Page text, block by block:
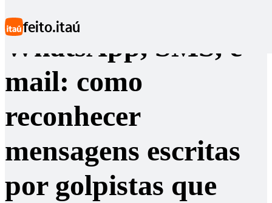
feito.itaú
WhatsApp, SMS, e-
mail: como
reconhecer
mensagens escritas
por golpistas que